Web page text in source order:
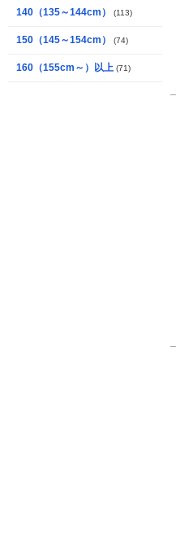
140（135～144cm） (113)
150（145～154cm） (74)
160（155cm～）以上 (71)